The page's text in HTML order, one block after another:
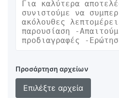
Προσάρτηση αρχείων
Επιλέξτε αρχεία